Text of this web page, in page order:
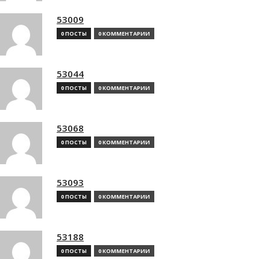
53009
0 ПОСТЫ 0 КОММЕНТАРИИ
53044
0 ПОСТЫ 0 КОММЕНТАРИИ
53068
0 ПОСТЫ 0 КОММЕНТАРИИ
53093
0 ПОСТЫ 0 КОММЕНТАРИИ
53188
0 ПОСТЫ 0 КОММЕНТАРИИ